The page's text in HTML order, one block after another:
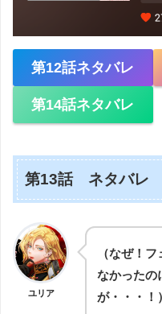
第12話ネタバレ
第14話ネタバレ
第13話 ネタバレ
ユリア
（なぜ！
なかったの
が・・・！）